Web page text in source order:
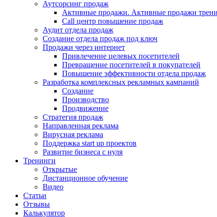
Аутсорсинг продаж
Активные продажи. Активные продажи
Call центр повышение продаж
Аудит отдела продаж
Создание отдела продаж под ключ
Продажи через интернет
Привлечение целевых посетителей
Превращение посетителей в покупателей
Повышение эффективности отдела продаж
Разработка комплексных рекламных кампаний
Создание
Производство
Продвижение
Стратегия продаж
Направленная реклама
Вирусная реклама
Поддержка start up проектов
Развитие бизнеса с нуля
Тренинги
Открытые
Дистанционное обучение
Видео
Статьи
Отзывы
Калькулятор